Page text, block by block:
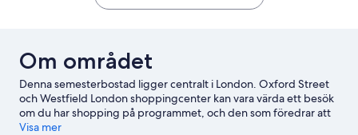
Om området
Denna semesterbostad ligger centralt i London. Oxford Street
och Westfield London shoppingcenter kan vara värda ett besök
om du har shopping på programmet, och den som föredrar att
uppleva områdets vackra natur kan utforska Hyde Park och
Visa mer